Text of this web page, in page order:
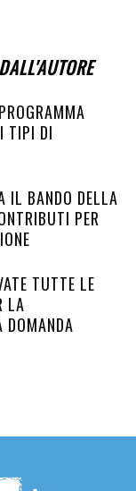
TIPI DI
IL BANDO DELLA
PER
TUTTE LE
LA
DOMANDA